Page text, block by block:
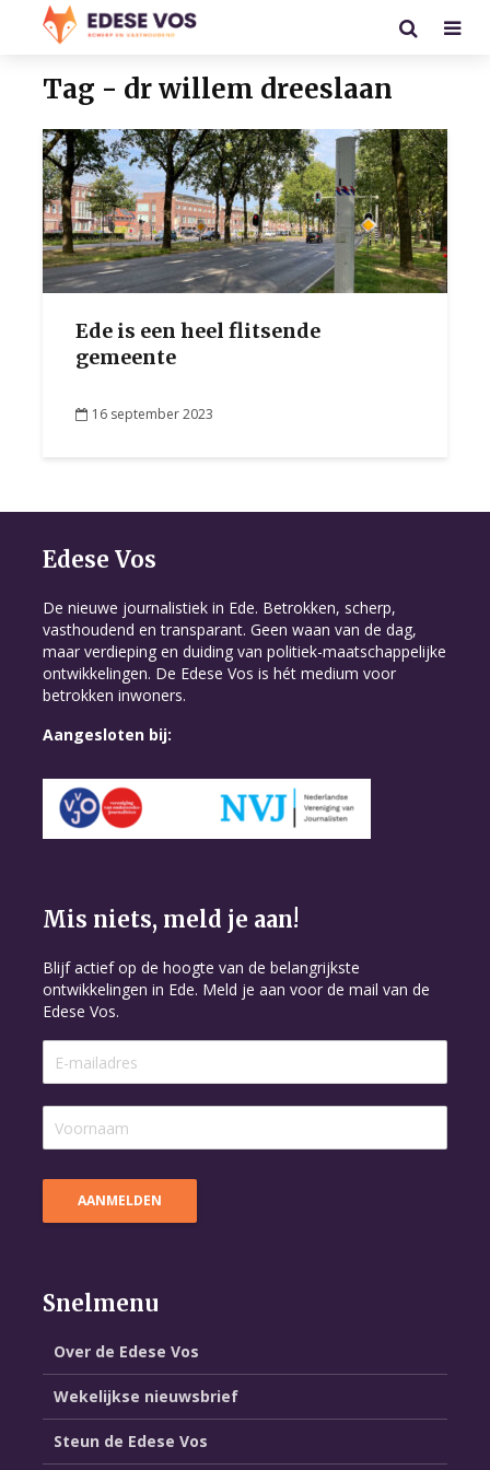
Tag - dr willem dreeslaan
Ede is een heel flitsende
gemeente
16 september 2023
Edese Vos
De nieuwe journalistiek in Ede. Betrokken, scherp,
vasthoudend en transparant. Geen waan van de dag,
maar verdieping en duiding van politiek-maatschappelijke
ontwikkelingen. De Edese Vos is hét medium voor
betrokken inwoners.
Aangesloten bij:
Mis niets, meld je aan!
Blijf actief op de hoogte van de belangrijkste
ontwikkelingen in Ede. Meld je aan voor de mail van de
Edese Vos.
Snelmenu
Over de Edese Vos
Wekelijkse nieuwsbrief
Steun de Edese Vos